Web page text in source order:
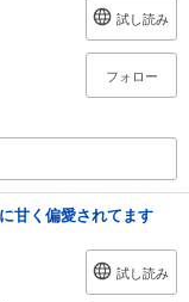
試し読み
フォロー
甘く偏愛されてます
試し読み